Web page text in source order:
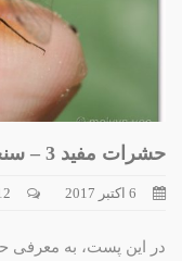
حشرات مفید 3 – سنجاقک
6 اکتبر 2017 12
در این پست، به معرفی